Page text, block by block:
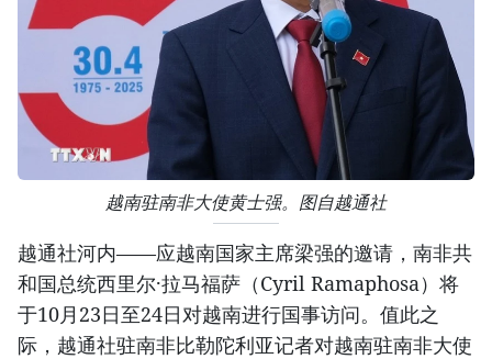
越南驻南非大使黄士强。图自越通社
越通社河内——应越南国家主席梁强的邀请，南非共
和国总统西里尔·拉马福萨（Cyril Ramaphosa）将
于10月23日至24日对越南进行国事访问。值此之
际，越通社驻南非比勒陀利亚记者对越南驻南非大使